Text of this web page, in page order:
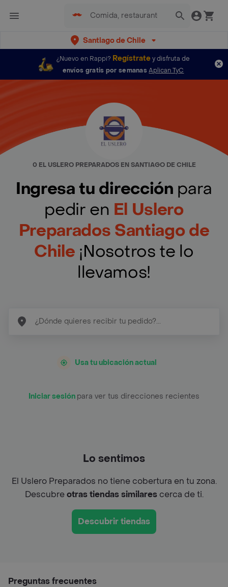
Santiago de Chile
¿Nuevo en Rappi? Regístratey disfruta de
envíos gratis por semanas Aplican TyC
0 EL USLERO PREPARADOS EN SANTIAGO DE CHILE
Ingresa tu dirección para
pedir en El Uslero
Preparados Santiago de
Chile ¡Nosotros te lo
llevamos!
Usa tu ubicación actual
Iniciar sesión para ver tus direcciones recientes
Lo sentimos
El Uslero Preparados no tiene cobertura en tu zona.
Descubreotras tiendas similarescerca de ti.
Descubrir tiendas
Preguntas frecuentes